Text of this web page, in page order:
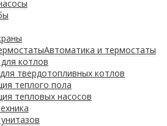
Автоматика и термостаты
котлов
твердотопливных котлов
теплого пола
тепловых насосов